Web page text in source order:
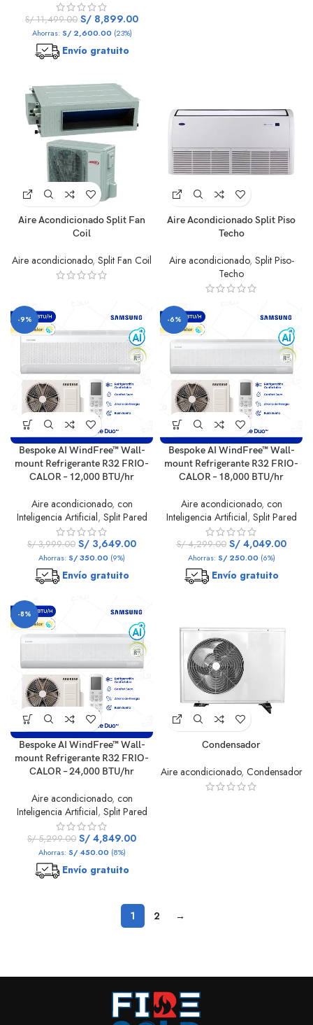
S/11,499.00 S/ 8,899.00
Ahorras: S/2,600.00 (23%)
Envío gratuito
Aire Acondicionado Split Fan
Coil
Aire acondicionado, Split Fan Coil
Aire Acondicionado Split Piso
Techo
Aire acondicionado, Split Piso-
Techo
-9%
Bespoke AI WindFree™ Wall-
mount Refrigerante R32 FRIO-
CALOR – 12,000 BTU/hr
Aire acondicionado, con
Inteligencia Artificial, Split Pared
S/3,999.00 S/ 3,649.00
Ahorras: S/350.00 (9%)
Envío gratuito
-6%
Bespoke AI WindFree™ Wall-
mount Refrigerante R32 FRIO-
CALOR – 18,000 BTU/hr
Aire acondicionado, con
Inteligencia Artificial, Split Pared
S/4,299.00 S/4,049.00
Ahorras: S/250.00 (6%)
Envío gratuito
-8%
Bespoke AI WindFree™ Wall-
mount Refrigerante R32 FRIO-
CALOR – 24,000 BTU/hr
Aire acondicionado, con
Inteligencia Artificial, Split Pared
S/5,299.00 S/ 4,849.00
Ahorras: S/450.00 (8%)
Envío gratuito
Condensador
Aire acondicionado, Condensador
1 2 →